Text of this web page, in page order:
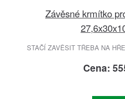
Závěsné krmítko
STAČÍ ZAVĚSIT TŘEBA NA
Cena: